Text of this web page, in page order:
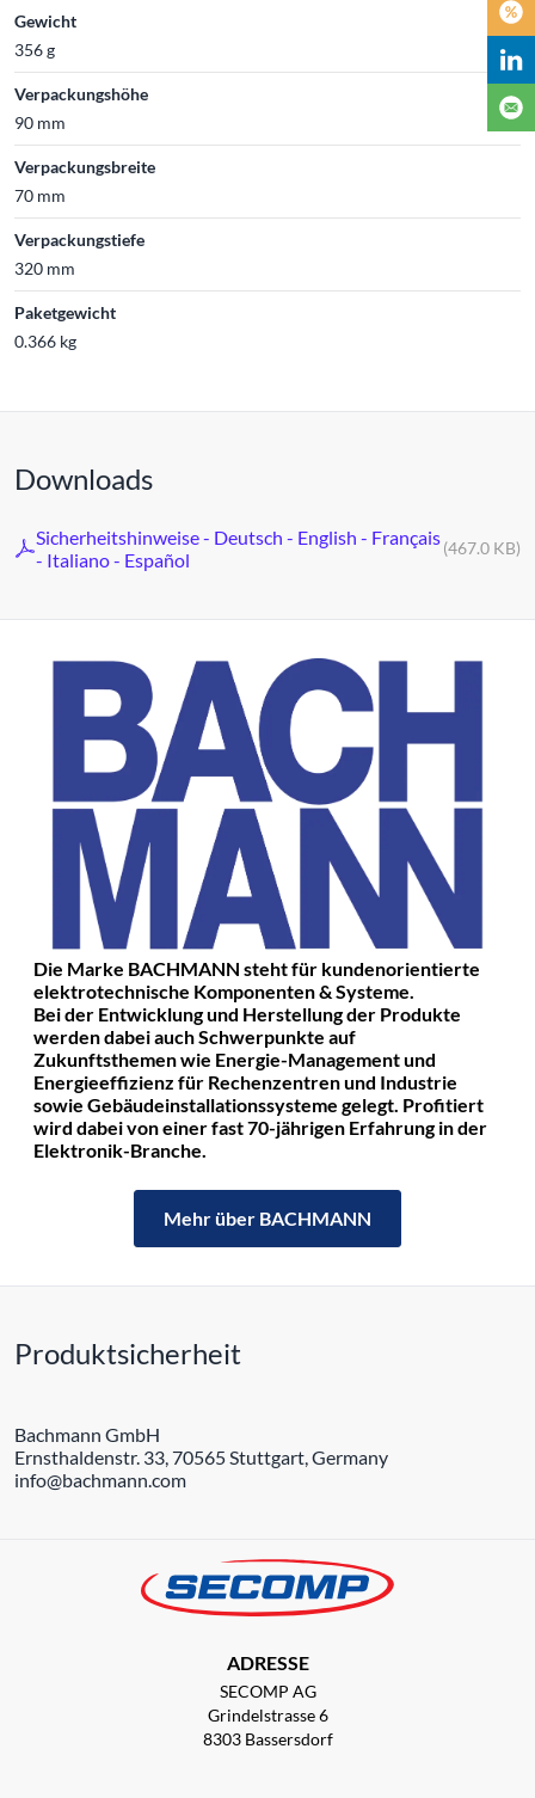
Gewicht
356 g
Verpackungshöhe
90 mm
Verpackungsbreite
70 mm
Verpackungstiefe
320 mm
Paketgewicht
0.366 kg
Downloads
Sicherheitshinweise - Deutsch - English - Français
- Italiano - Español
(467.0 KB)
Die Marke BACHMANN steht für kundenorientierte
elektrotechnische Komponenten & Systeme.
Bei der Entwicklung und Herstellung der Produkte
werden dabei auch Schwerpunkte auf
Zukunftsthemen wie Energie-Management und
Energieeffizienz für Rechenzentren und Industrie
sowie Gebäudeinstallationssysteme gelegt. Profitiert
wird dabei von einer fast 70-jährigen Erfahrung in der
Elektronik-Branche.
Mehr über BACHMANN
Produktsicherheit
Bachmann GmbH
Ernsthaldenstr. 33, 70565 Stuttgart, Germany
info@bachmann.com
ADRESSE
SECOMP AG
Grindelstrasse 6
8303 Bassersdorf